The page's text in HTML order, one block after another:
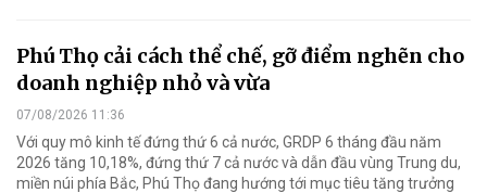
Phú Thọ cải cách thể chế, gỡ điểm nghẽn cho
doanh nghiệp nhỏ và vừa
07/08/2026 11:36
Với quy mô kinh tế đứng thứ 6 cả nước, GRDP 6 tháng đầu năm
2026 tăng 10,18%, đứng thứ 7 cả nước và dẫn đầu vùng Trung du,
miền núi phía Bắc, Phú Thọ đang hướng tới mục tiêu tăng trưởng